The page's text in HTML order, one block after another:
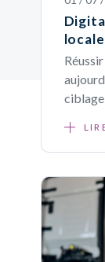
locale
ciblage